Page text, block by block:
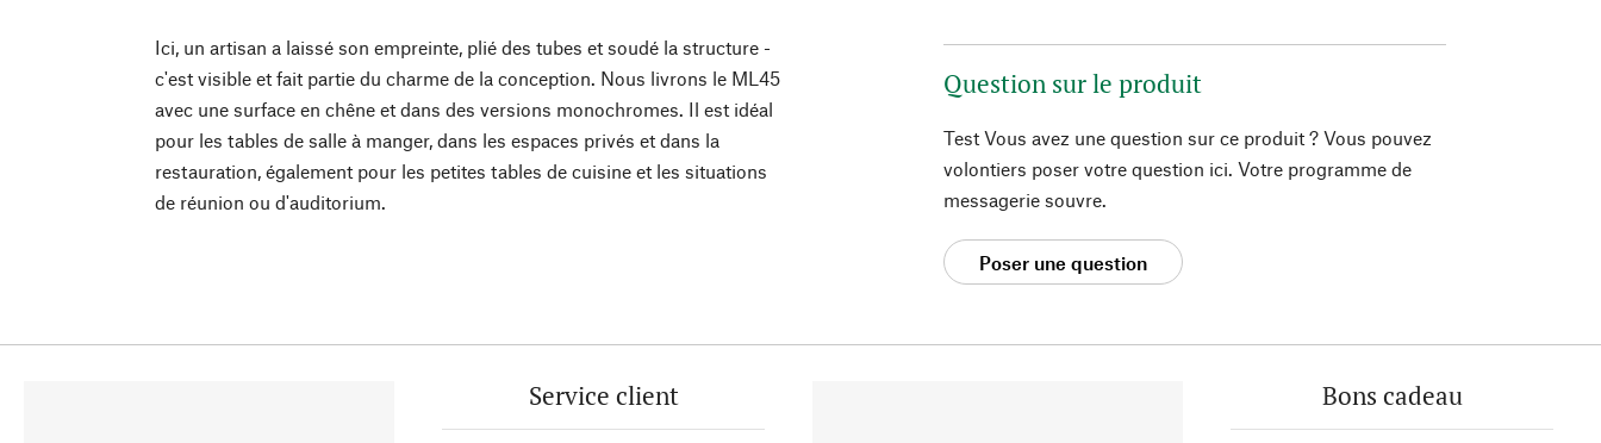
Ici, un artisan a laissé son empreinte, plié des tubes et soudé la structure -
c'est visible et fait partie du charme de la conception. Nous livrons le ML45
avec une surface en chêne et dans des versions monochromes. Il est idéal
pour les tables de salle à manger, dans les espaces privés et dans la
restauration, également pour les petites tables de cuisine et les situations
de réunion ou d'auditorium.
Question sur le produit
Test Vous avez une question sur ce produit ? Vous pouvez
volontiers poser votre question ici. Votre programme de
messagerie souvre.
Poser une question
Service client Bons cadeau